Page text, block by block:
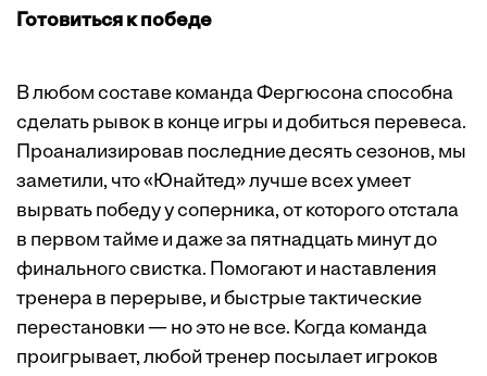
Готовиться к победе
В любом составе команда Фергюсона способна
сделать рывок в конце игры и добиться перевеса.
Проанализировав последние десять сезонов, мы
заметили, что «Юнайтед» лучше всех умеет
вырвать победу у соперника, от которого отстала
в первом тайме и даже за пятнадцать минут до
финального свистка. Помогают и наставления
тренера в перерыве, и быстрые тактические
перестановки — но это не все. Когда команда
проигрывает, любой тренер посылает игроков